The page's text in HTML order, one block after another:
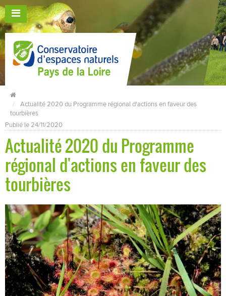
Actualité 2020 du Programme régional d'actions en faveur des
tourbières
Publié le 24/11/2020
Actualité 2020 du Programme
régional d'actions en faveur des
tourbières